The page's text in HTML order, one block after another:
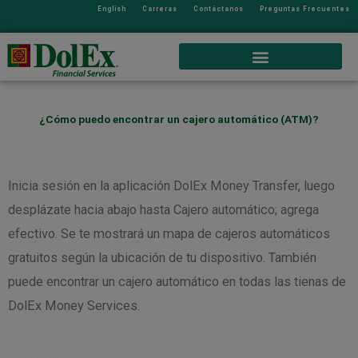
English Carreras Contáctanos Preguntas Frecuentes
¿Cómo puedo encontrar un cajero automático (ATM)?
Inicia sesión en la aplicación DolEx Money Transfer, luego
desplázate hacia abajo hasta Cajero automático; agrega
efectivo. Se te mostrará un mapa de cajeros automáticos
gratuitos según la ubicación de tu dispositivo. También
puede encontrar un cajero automático en todas las tienas de
DolEx Money Services.